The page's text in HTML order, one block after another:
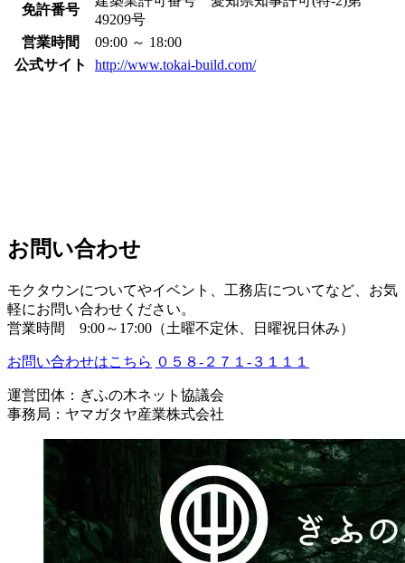
免許番号
49209号
営業時間
09:00 ～ 18:00
公式サイト
http://www.tokai-build.com/
お問い合わせ
モクタウンについてやイベント、工務店についてなど、お気
軽にお問い合わせください。
営業時間 9:00～17:00（土曜不定休、日曜祝日休み）
お問い合わせはこちら ０５８-２７１-３１１１
運営団体：ぎふの木ネット協議会
事務局：ヤマガタヤ産業株式会社